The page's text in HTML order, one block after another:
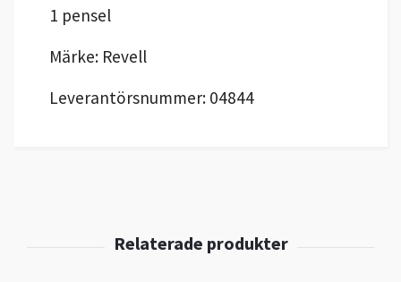
1 pensel
Märke: Revell
Leverantörsnummer: 04844